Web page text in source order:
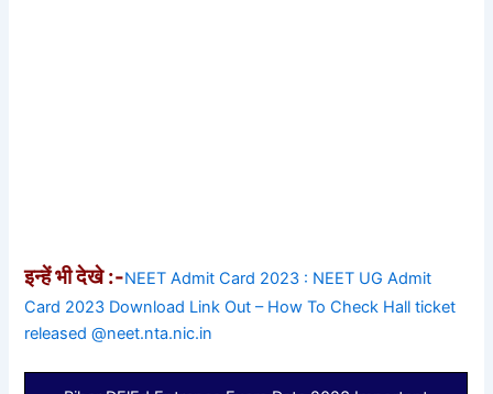
इन्हें भी देखे :-NEET Admit Card 2023 : NEET UG Admit
Card 2023 Download Link Out – How To Check Hall ticket
released @neet.nta.nic.in